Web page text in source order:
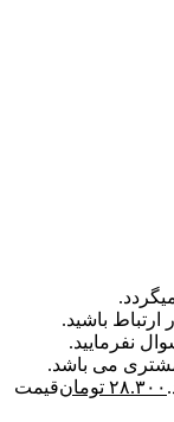
باشید.
نفرمایید.
می باشد.
۲۸.۳۰۰ تومانقیمت